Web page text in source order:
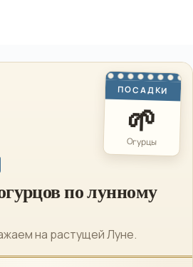
по лунному
на растущей Луне.
ПОСАДКИ
🌱
Огурцы